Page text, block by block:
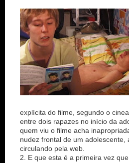
explícita do filme, segundo o
entre dois rapazes no início da
quem viu o filme acha
nudez frontal de um adolescente,
circulando pela web.
2. E que esta é a primeira vez